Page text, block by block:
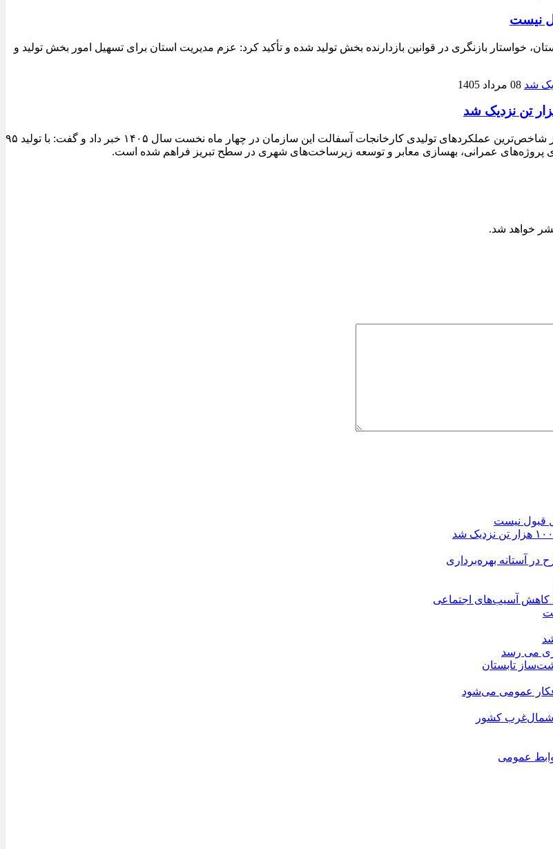
نیست
بازنگری در قوانین بازدارنده بخش تولید شده و تأکید کرد: عزم مدیریت استان برای تسهیل امور بخش تولید و
08 مرداد 1405
مدیرعامل سازمان عمران و بازآفرینی فضاهای شهری شهرداری تبریز از ثبت یکی از شاخص‌ترین عملکردهای تولیدی کارخانجات آسفالت این سازمان در چهار ماه نخست سال ۱۴۰۵ خبر داد و گفت: با تولید ۹۵
خواهد شد.
قبول نیست
آستانه بهره‌برداری
کاهش آسیب‌های اجتماعی
می‌ رسد
تابستان
عمومی می‌شود
شمال‌غرب کشور
عمومی